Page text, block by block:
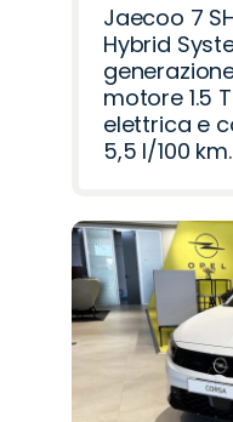
Jaecoo 7
Hybrid
motore 1.5
elettrica e
5,5 l/100 km.